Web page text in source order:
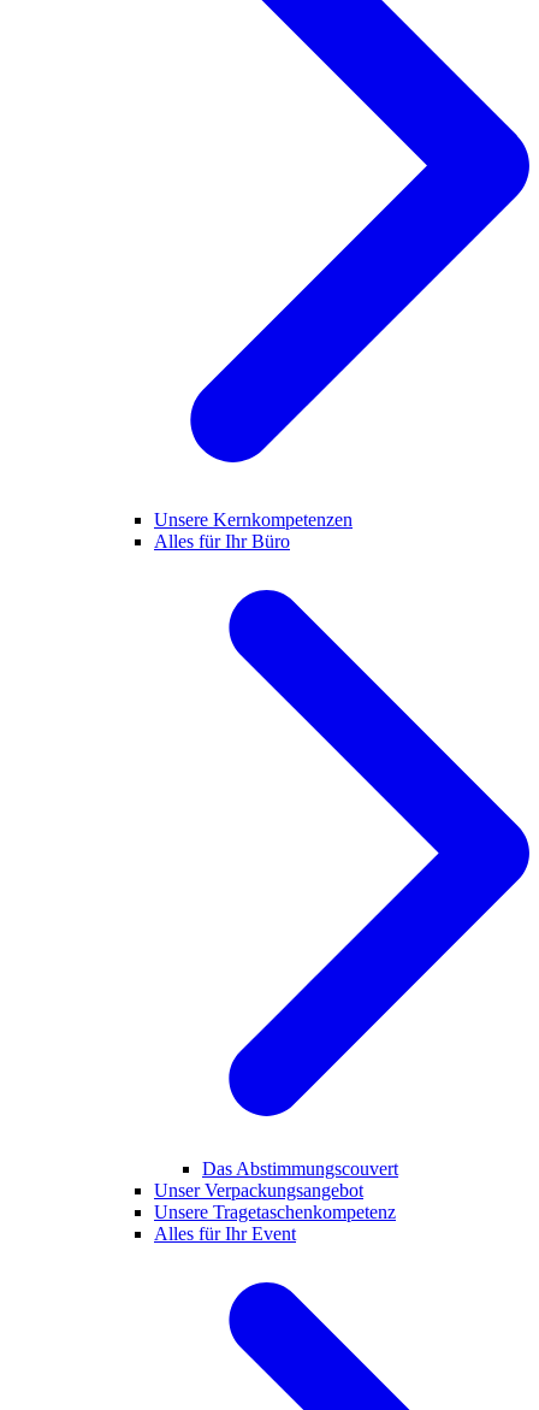
Unsere Kernkompetenzen
Alles für Ihr Büro
Das Abstimmungscouvert
Unser Verpackungsangebot
Unsere Tragetaschenkompetenz
Alles für Ihr Event